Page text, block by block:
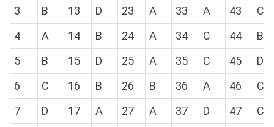
3
B 13 D 23 A 33 A 43
C
4
A 14 B 24 A 34 C 44
B
5
B 15 D 25 A 35 C 45
D
6
C 16 B 26 B 36 A 46
C
7
D 17 A 27 A 37 D 47
C